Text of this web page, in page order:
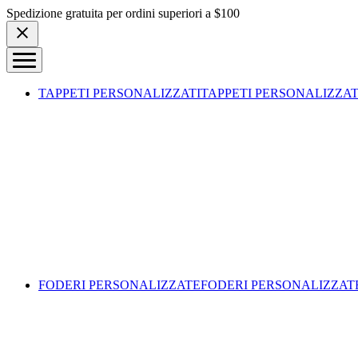
Skip to content
Spedizione gratuita per ordini superiori a $100
TAPPETI PERSONALIZZATITAPPETI
FODERI PERSONALIZZATEFODERI